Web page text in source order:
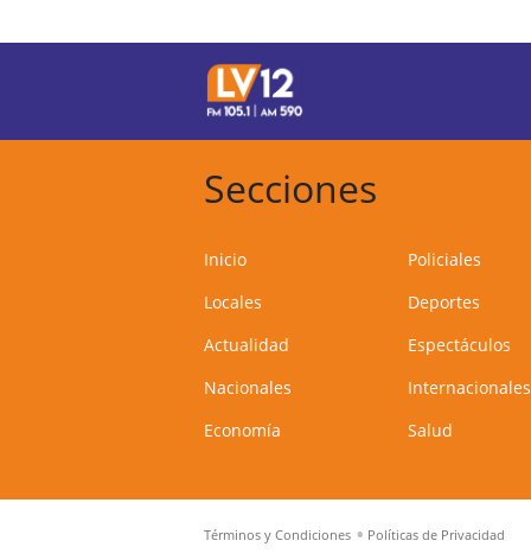
Secciones
Inicio
Locales
Actualidad
Nacionales
Economía
Policiales
Deportes
Espectáculos
Internacionales
Salud
Términos y Condiciones Políticas de Privacidad